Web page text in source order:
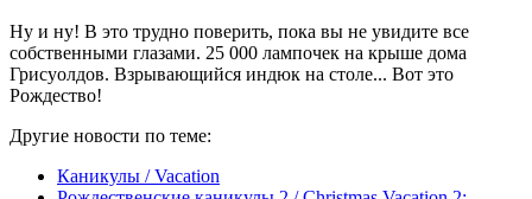
Ну и ну! В это трудно поверить, пока вы не увидите все
собственными глазами. 25 000 лампочек на крыше дома
Грисуолдов. Взрывающийся индюк на столе... Вот это
Рождество!
Другие новости по теме:
Каникулы / Vacation